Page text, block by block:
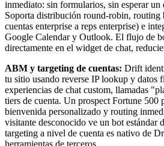
inmediato: sin formularios, sin esperar un
Soporta distribución round-robin, routing
cuentas enterprise a reps enterprise) e
Google Calendar y Outlook. El flujo de
directamente en el widget de chat,
ABM y targeting de cuentas: Drift
tu sitio usando reverse IP lookup y datos
experiencias de chat custom, llamadas
tiers de cuenta. Un prospect Fortune 500
bienvenida personalizado y routing
visitante desconocido ve un bot estándar
targeting a nivel de cuenta es nativo de
herramientas de terceros.